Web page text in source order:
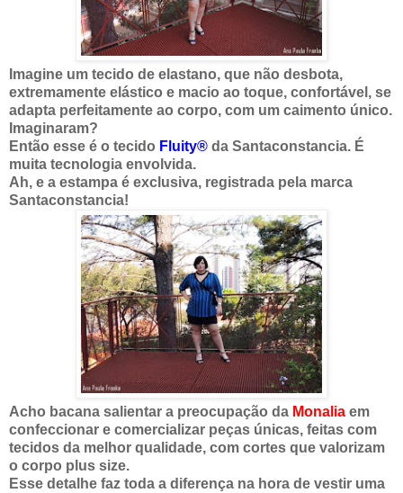
Imagine um tecido de elastano, que não desbota,
extremamente elástico e macio ao toque, confortável, se
adapta perfeitamente ao corpo, com um caimento único.
Imaginaram?
Então esse é o tecido Fluity® da Santaconstancia. É
muita tecnologia envolvida.
Ah, e a estampa é exclusiva, registrada pela marca
Santaconstancia!
Acho bacana salientar a preocupação da Monalia em
confeccionar e comercializar peças únicas, feitas com
tecidos da melhor qualidade, com cortes que valorizam
o corpo plus size.
Esse detalhe faz toda a diferença na hora de vestir uma